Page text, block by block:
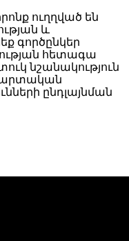
ուղղված են
և
գործընկեր
հետագա
նշանակություն
ընդլայնման